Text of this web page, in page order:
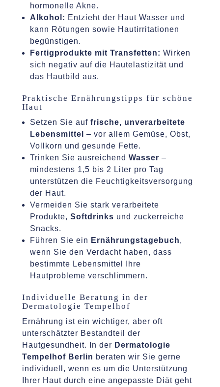
hormonelle Akne.
Alkohol: Entzieht der Haut Wasser und
kann Rötungen sowie Hautirritationen
begünstigen.
Fertigprodukte mit Transfetten: Wirken
sich negativ auf die Hautelastizität und
das Hautbild aus.
Praktische Ernährungstipps für schöne
Haut
Setzen Sie auf frische, unverarbeitete
Lebensmittel
– vor allem Gemüse, Obst,
Vollkorn und gesunde Fette.
Trinken Sie ausreichend Wasser –
mindestens 1,5 bis 2 Liter pro Tag
unterstützen die Feuchtigkeitsversorgung
der Haut.
Vermeiden Sie stark verarbeitete
Produkte, Softdrinks und zuckerreiche
Snacks.
Führen Sie ein Ernährungstagebuch,
wenn Sie den Verdacht haben, dass
bestimmte Lebensmittel Ihre
Hautprobleme verschlimmern.
Individuelle Beratung in der
Dermatologie Tempelhof
Ernährung ist ein wichtiger, aber oft
unterschätzter Bestandteil der
Hautgesundheit. In der Dermatologie
Tempelhof Berlin beraten wir Sie gerne
individuell, wenn es um die Unterstützung
Ihrer Haut durch eine angepasste Diät geht